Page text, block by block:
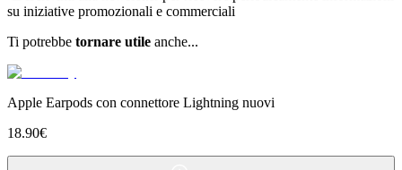
su iniziative promozionali e commerciali
Ti potrebbe tornare utile anche...
Apple Earpods con connettore Lightning nuovi
18.90€